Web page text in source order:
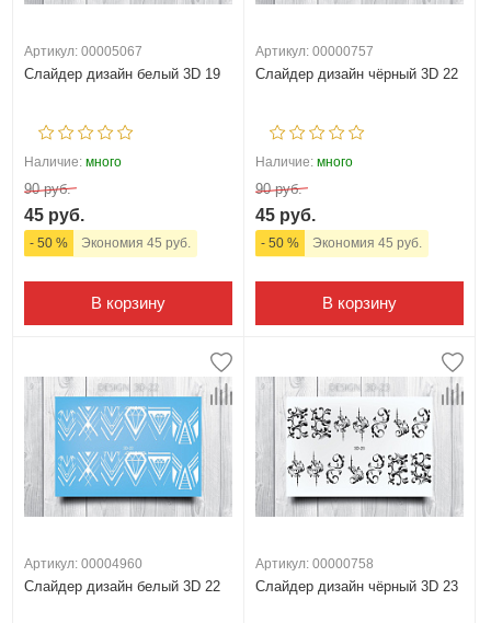
Артикул: 00005067
Слайдер дизайн белый 3D 19
Наличие: много
90 руб.
45 руб.
- 50 % Экономия 45 руб.
В корзину
Артикул: 00000757
Слайдер дизайн чёрный 3D 22
Наличие: много
90 руб.
45 руб.
- 50 % Экономия 45 руб.
В корзину
Артикул: 00004960
Слайдер дизайн белый 3D 22
Артикул: 00000758
Слайдер дизайн чёрный 3D 23